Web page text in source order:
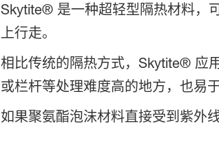
Skytite® 是一种超轻型隔热材料，
上行走。
相比传统的隔热方式，Skytite® 应
或栏杆等处理难度高的地方，也易
如果聚氨酯泡沫材料直接受到紫外